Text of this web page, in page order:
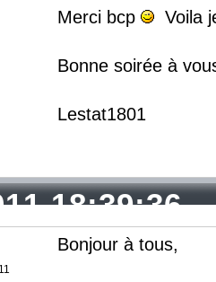
Merci bcp Voila
Bonne soirée à
Lestat1801
18:39:36
Bonjour à tous,